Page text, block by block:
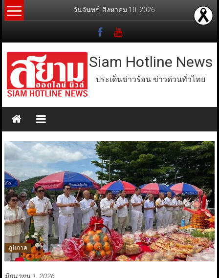
Skip
to
วันจันทร์, สิงหาคม 10, 2026
Siam Hotline News
ประเด็นข่าวร้อน ข่าวด่วนทั่วไทย
ภูมิภาค
มิถุนายน 1, 2026